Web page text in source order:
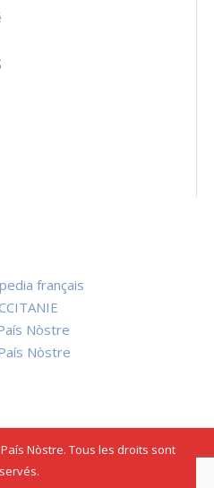
français
Nòstre
Nòstre
Nòstre. Tous les droits sont